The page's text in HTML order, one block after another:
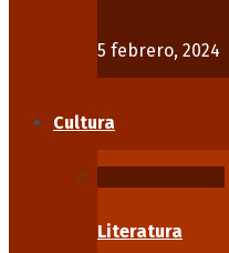
5 febrero, 2024
Cultura
Literatura